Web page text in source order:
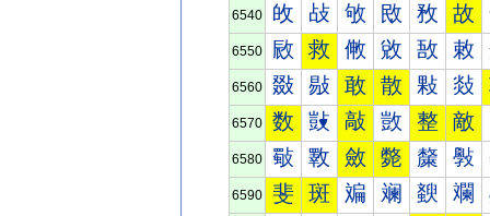
6540 敀 敁 敂 敃 敄 故
6550 敐 救 敒 敓 敔 敕
6560 敠 敡 敢 散 敤 敥
6570 数 敱 敲 敳 整 敵
6580 斀 斁 斂 斃 斄 斅
6590 斐 斑 斒 斓 斔 斕